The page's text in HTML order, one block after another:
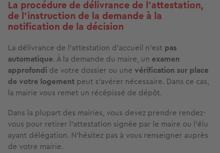
La procédure de délivrance de l’attestation,
de l’instruction de la demande à la
notification de la décision
La délivrance de l’attestation d’accueil n'est pas
automatique. À la demande du maire, un examen
approfondi de votre dossier ou une vérification sur place
de votre logement peut s’avérer nécessaire. Dans ce cas,
la mairie vous remet un récépissé de dépôt.
Dans la plupart des mairies, vous devez prendre rendez-
vous pour retirer l’attestation signée par le maire ou l’élu
ayant délégation. N’hésitez pas à vous renseigner auprès
de votre mairie.